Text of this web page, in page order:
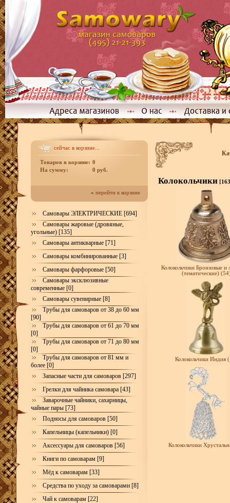
сейчас в корзине...
Товаров в корзине: 0
На сумму:
0 руб.
» перейти к корзине
Самовары ЭЛЕКТРИЧЕСКИЕ [694]
Самовары жаровые (дровяные,
угольные) [135]
Самовары антикварные [71]
Самовары комбинированные [3]
Самовары фарфоровые [50]
Самовары эксклюзивные
современные [0]
Самовары сувенирные [8]
Трубы для самоваров от 38 до 60 мм
[90]
Трубы для самоваров от 61 до 70 мм
[0]
Трубы для самоваров от 71 до 80 мм
[0]
Трубы для самоваров от 81 мм и
более [0]
Запасные части для самоваров [297]
Грелки для чайника самовара [43]
Заварочные чайники, сахарницы,
чайные пары [73]
Подносы для самоваров [50]
Капельницы (капельники) [0]
Аксессуары для самоваров [56]
Книги по самоварам [9]
Мёд к самоварам [33]
Средства по уходу за самоварами [8]
Чай к самоварам [22]
Колокольчики
Колокольчики Бронзовые и
(тематические)
Колокольчики Индия
Колокольчики